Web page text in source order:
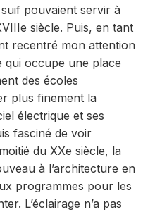
pouvaient servir à
siècle. Puis, en tant
recentré mon attention
qui occupe une place
des écoles
plus finement la
électrique et ses
fasciné de voir
du XXe siècle, la
à l’architecture en
programmes pour les
L’éclairage n’a pas